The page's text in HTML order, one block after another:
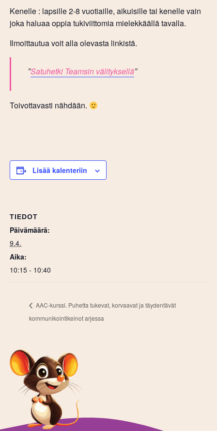
Kenelle : lapsille 2-8 vuotiaille, aikuisille tai kenelle vain
joka haluaa oppia tukiviittomia mielekkäällä tavalla.
Ilmoittautua voit alla olevasta linkistä.
Satuhetki Teamsin välityksellä
Toivottavasti nähdään.
Lisää kalenteriin
TIEDOT
Päivämäärä:
9.4.
Aika:
10:15 - 10:40
AAC-kurssi. Puhetta tukevat, korvaavat ja täydentävät
kommunikointikeinot arjessa